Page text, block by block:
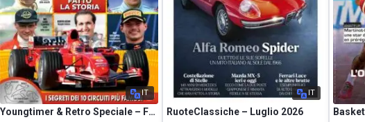
IT
Youngtimer & Retro Speciale – Formula 1 Le Grandi Leggende – Aprile-Maggio 2025
IT
RuoteClassiche – Luglio 2026